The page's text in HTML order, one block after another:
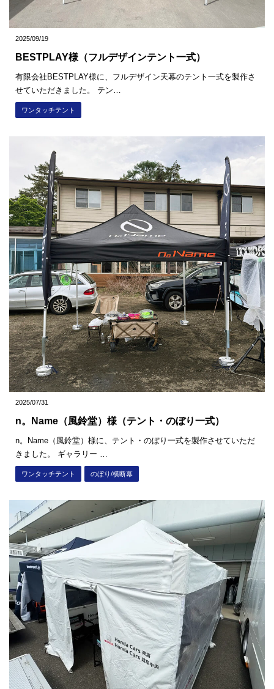
2025/09/19
BESTPLAY様（フルデザインテント一式）
有限会社BESTPLAY様に、フルデザイン天幕のテント一式を製作さ
せていただきました。 テン…
ワンタッチテント
2025/07/31
n。Name（風鈴堂）様（テント・のぼり一式）
n。Name（風鈴堂）様に、テント・のぼり一式を製作させていただ
ワンタッチテント のぼり/横断幕